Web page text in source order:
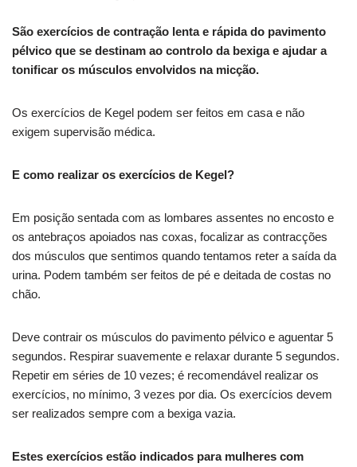
São exercícios de contração lenta e rápida do pavimento
pélvico que se destinam ao controlo da bexiga e ajudar a
tonificar os músculos envolvidos na micção.
Os exercícios de Kegel podem ser feitos em casa e não
exigem supervisão médica.
E como realizar os exercícios de Kegel?
Em posição sentada com as lombares assentes no encosto e
os antebraços apoiados nas coxas, focalizar as contracções
dos músculos que sentimos quando tentamos reter a saída da
urina. Podem também ser feitos de pé e deitada de costas no
chão.
Deve contrair os músculos do pavimento pélvico e aguentar 5
segundos. Respirar suavemente e relaxar durante 5 segundos.
Repetir em séries de 10 vezes; é recomendável realizar os
exercícios, no mínimo, 3 vezes por dia. Os exercícios devem
ser realizados sempre com a bexiga vazia.
Estes exercícios estão indicados para mulheres com